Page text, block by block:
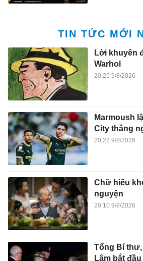
TIN TỨC MỚI
Lời khuyên
Warhol
20:25 9/8/2026
Marmoush
City thắng
20:22 9/8/2026
Chữ hiếu
nguyện
20:10 9/8/2026
Tổng Bí
Lâm bắt